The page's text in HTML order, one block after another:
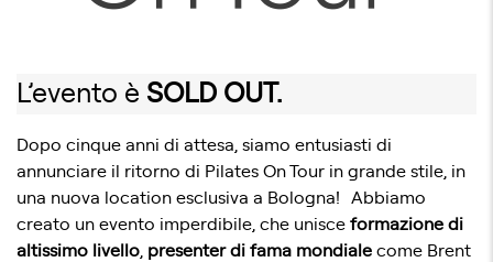
L’evento è SOLD OUT.
Dopo cinque anni di attesa, siamo entusiasti di
annunciare il ritorno di Pilates On Tour in grande stile, in
una nuova location esclusiva a Bologna! Abbiamo
creato un evento imperdibile, che unisce formazione di
altissimo livello, presenter di fama mondiale come Brent